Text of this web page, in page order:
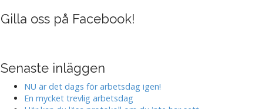
Gilla oss på Facebook!
Senaste inläggen
NU är det dags för arbetsdag igen!
En mycket trevlig arbetsdag